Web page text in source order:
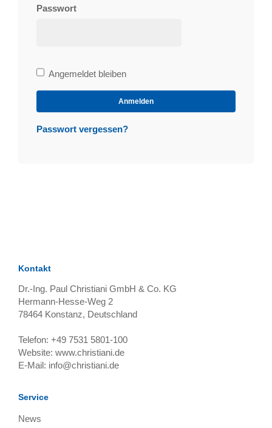
Passwort
Bleibe
angemeldet
Angemeldet bleiben
Anmelden
Passwort vergessen?
Kontakt
Dr.-Ing. Paul Christiani GmbH & Co. KG
Hermann-Hesse-Weg 2
78464 Konstanz, Deutschland
Telefon: +49 7531 5801-100
Website: www.christiani.de
E-Mail: info@christiani.de
Service
News